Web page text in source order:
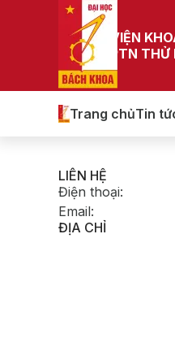
VIỆN
PTN
Trang chủTin
LIÊN HỆ
Điện thoại:
Email:
ĐỊA CHỈ